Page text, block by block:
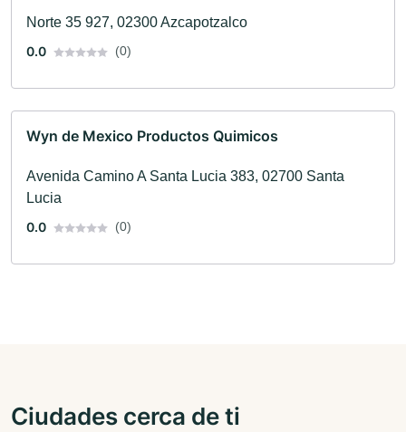
Norte 35 927, 02300 Azcapotzalco
0.0
(0)
Wyn de Mexico Productos Quimicos
Avenida Camino A Santa Lucia 383, 02700 Santa
Lucia
0.0
(0)
Ciudades cerca de ti